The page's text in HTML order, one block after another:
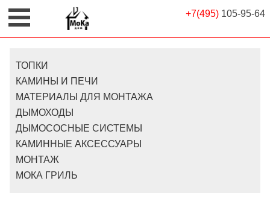
+7(495) 105-95-64
ТОПКИ
КАМИНЫ И ПЕЧИ
МАТЕРИАЛЫ ДЛЯ МОНТАЖА
ДЫМОХОДЫ
ДЫМОСОСНЫЕ СИСТЕМЫ
КАМИННЫЕ АКСЕССУАРЫ
МОНТАЖ
МОКА ГРИЛЬ